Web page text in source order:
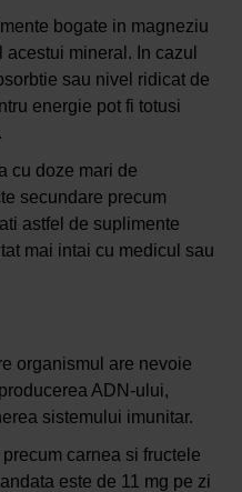
bogate in magneziu
mineral. In cazul
sau nivel ridicat de
energie pot fi totusi
cu doze mari de
secundare precum
astfel de suplimente
mai intai cu medicul sau
organismul are nevoie
ADN-ului,
sistemului imunitar.
carnea si fructele
este de 11 mg pe zi